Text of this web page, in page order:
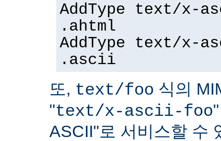
AddType text/x-
.ahtml
AddType text/x-
.ascii
또, text/foo 식의
"text/x-ascii-foo
ASCII"로 서비스할 수